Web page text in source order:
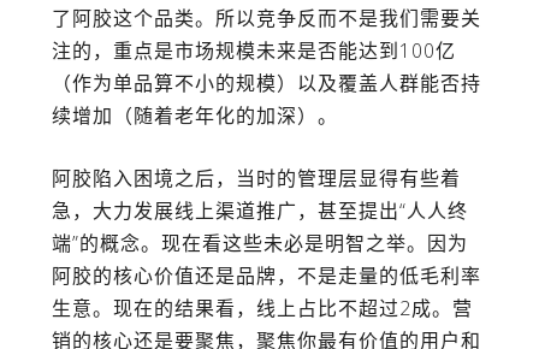
了阿胶这个品类。所以竞争反而不是我们需要关
注的，重点是市场规模未来是否能达到100亿
（作为单品算不小的规模）以及覆盖人群能否持
续增加（随着老年化的加深）。
阿胶陷入困境之后，当时的管理层显得有些着
急，大力发展线上渠道推广，甚至提出“人人终
端”的概念。现在看这些未必是明智之举。因为
阿胶的核心价值还是品牌，不是走量的低毛利率
生意。现在的结果看，线上占比不超过2成。营
销的核心还是要聚焦，聚焦你最有价值的用户和